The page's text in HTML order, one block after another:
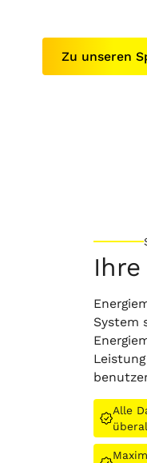
Zu unseren
System
Alle